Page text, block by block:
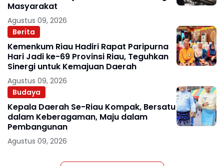
Masyarakat
Agustus 09, 2026
Berita
Kemenkum Riau Hadiri Rapat Paripurna
Hari Jadi ke-69 Provinsi Riau, Teguhkan
Sinergi untuk Kemajuan Daerah
Agustus 09, 2026
Budaya
Kepala Daerah Se-Riau Kompak, Bersatu
dalam Keberagaman, Maju dalam
Pembangunan
Agustus 09, 2026